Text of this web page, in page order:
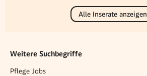
Alle Inserate anzeigen
Weitere Suchbegriffe
Pflege Jobs